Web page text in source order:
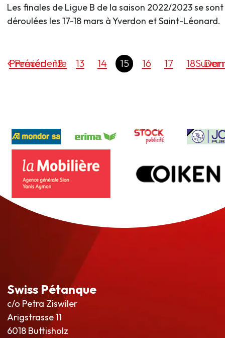
Les finales de Ligue B de la saison 2022/2023 se sont
déroulées les 17-18 mars à Yverdon et Saint-Léonard.
Précédente
Premier 12 13 14 15 16 17 18
Swiss Pétanque
c/o Petra Ziswiler
Arigstrasse 11
6018 Buttisholz